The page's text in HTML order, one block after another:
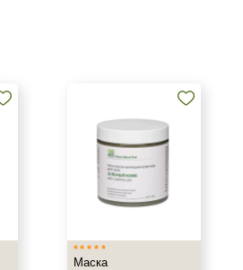
Маска